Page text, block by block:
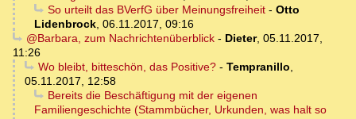
So urteilt das BVerfG über Meinungsfreiheit- Otto
Lidenbrock, 06.11.2017, 09:16
@Barbara, zum Nachrichtenüberblick- Dieter, 05.11.2017,
11:26
Wo bleibt, bitteschön, das Positive?- Tempranillo,
05.11.2017, 12:58
Bereits die Beschäftigung mit der eigenen
Familiengeschichte (Stammbücher, Urkunden, was halt so